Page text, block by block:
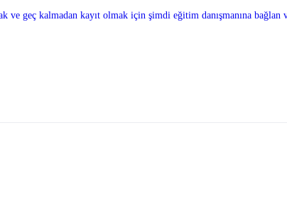
ve geç kalmadan kayıt olmak için şimdi eğitim danışmanına bağlan